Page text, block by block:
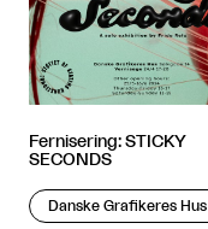
Fernisering: STICKY
SECONDS
Danske Grafikeres Hus